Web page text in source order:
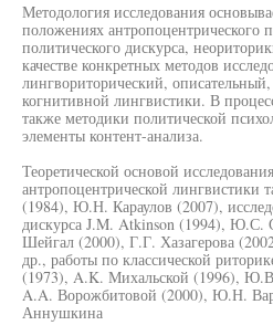
Методология исследования
положениях антропоцентрического
политического дискурса,
качестве конкретных методов
лингвориторический,
когнитивной лингвистики. В
также методики политической
элементы контент-анализа.
Теоретической основой
антропоцентрической лингвистики
(1984), Ю.Н. Караулов (2007),
дискурса J.M. Atkinson (1994), Ю.С.
Шейгал (2000), Г.Г. Хазагерова
др., работы по классической
(1973), A.K. Михальской (1996),
A.A. Ворожбитовой (2000), Ю.Н.
Аннушкина